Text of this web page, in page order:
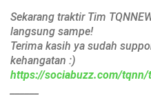
Sekarang traktir Tim
langsung sampe!
Terima kasih ya sudah
kehangatan :)
https://sociabuzz.com/tqnn/